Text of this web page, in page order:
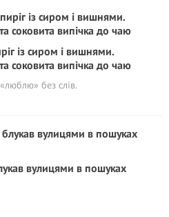
із сиром і вишнями.
соковита випічка до чаю
без слів.
вулицями в пошуках